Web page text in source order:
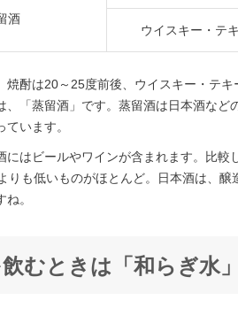
酒
ウイスキー・テ
焼酎は20～25度前後、ウイスキー・テ
、「蒸留酒」です。蒸留酒は日本酒など
います。
にはビールやワインが含まれます。比較
りも低いものがほとんど。日本酒は、
。
飲むときは「和らぎ水